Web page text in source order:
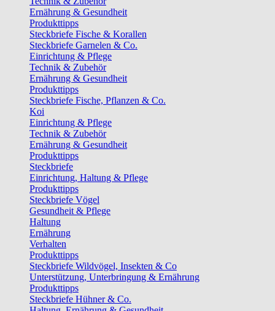
Ernährung & Gesundheit
Produkttipps
Steckbriefe Fische & Korallen
Steckbriefe Garnelen & Co.
Einrichtung & Pflege
Technik & Zubehör
Ernährung & Gesundheit
Produkttipps
Steckbriefe Fische, Pflanzen & Co.
Koi
Einrichtung & Pflege
Technik & Zubehör
Ernährung & Gesundheit
Produkttipps
Steckbriefe
Einrichtung, Haltung & Pflege
Produkttipps
Steckbriefe Vögel
Gesundheit & Pflege
Haltung
Ernährung
Verhalten
Produkttipps
Steckbriefe Wildvögel, Insekten & Co
Unterstützung, Unterbringung & Ernährung
Produkttipps
Steckbriefe Hühner & Co.